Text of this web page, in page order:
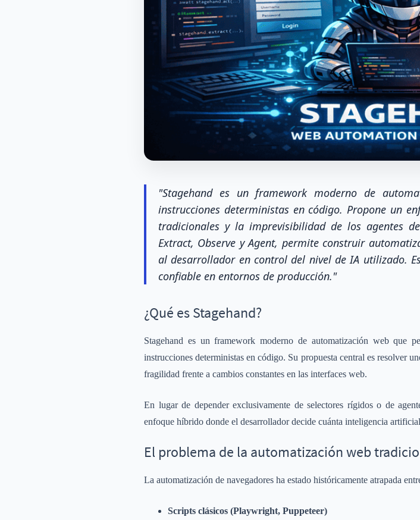
"Stagehand es un framework moderno de
instrucciones deterministas en código. Propone un
tradicionales y la imprevisibilidad de los agentes
Extract, Observe y Agent, permite construir
al desarrollador en control del nivel de IA utilizado.
confiable en entornos de producción."
¿Qué es Stagehand?
Stagehand es un framework moderno de automatización web que
instrucciones deterministas en código. Su propuesta central es resolver
fragilidad frente a cambios constantes en las interfaces web.
En lugar de depender exclusivamente de selectores rígidos o de
enfoque híbrido donde el desarrollador decide cuánta inteligencia
El problema de la automatización web
La automatización de navegadores ha estado históricamente atrapada
Scripts clásicos (Playwright, Puppeteer)